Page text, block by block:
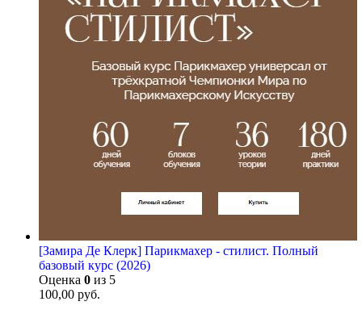
[Замира Де Клерк] Парикмахер - стилист. Полный
базовый курс (2026)
Оценка 0 из 5
100,00 руб.